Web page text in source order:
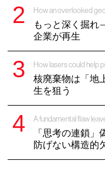
How an overlooked
もっと深く掘
企業が再生
How lasers could help
核廃棄物は「地
生を狙う
A fundamental flaw
「思考の連鎖
防げない構造的